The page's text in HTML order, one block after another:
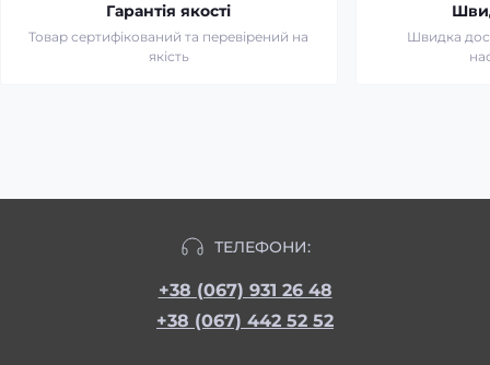
Гарантія якості
Товар сертифікований та перевірений на
якість
Швидка
ТЕЛЕФОНИ:
+38 (067) 931 26 48
+38 (067) 442 52 52